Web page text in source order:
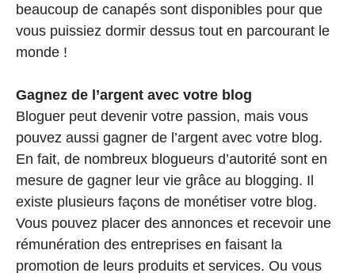
beaucoup de canapés sont disponibles pour que
vous puissiez dormir dessus tout en parcourant le
monde !
Gagnez de l’argent avec votre blog
Bloguer peut devenir votre passion, mais vous
pouvez aussi gagner de l’argent avec votre blog.
En fait, de nombreux blogueurs d’autorité sont en
mesure de gagner leur vie grâce au blogging. Il
existe plusieurs façons de monétiser votre blog.
Vous pouvez placer des annonces et recevoir une
rémunération des entreprises en faisant la
promotion de leurs produits et services. Ou vous